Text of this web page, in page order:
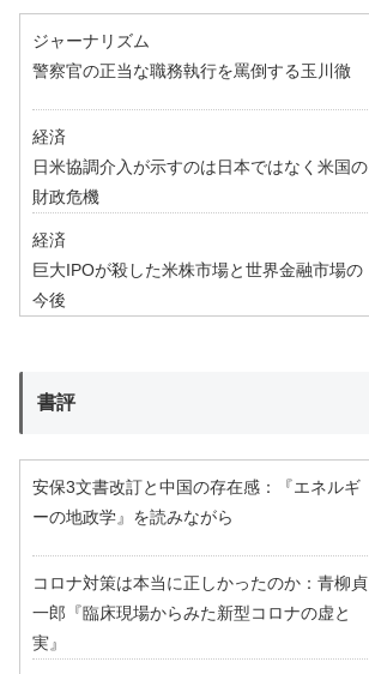
ジャーナリズム
警察官の正当な職務執行を罵倒する玉川徹
経済
日米協調介入が示すのは日本ではなく米国の
財政危機
経済
巨大IPOが殺した米株市場と世界金融市場の
今後
書評
安保3文書改訂と中国の存在感：『エネルギ
ーの地政学』を読みながら
コロナ対策は本当に正しかったのか：青柳貞
一郎『臨床現場からみた新型コロナの虚と
実』